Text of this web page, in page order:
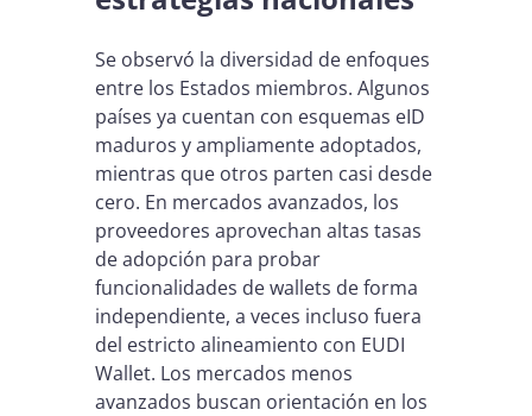
Se observó la diversidad de enfoques
entre los Estados miembros. Algunos
países ya cuentan con esquemas eID
maduros y ampliamente adoptados,
mientras que otros parten casi desde
cero. En mercados avanzados, los
proveedores aprovechan altas tasas
de adopción para probar
funcionalidades de wallets de forma
independiente, a veces incluso fuera
del estricto alineamiento con EUDI
Wallet. Los mercados menos
avanzados buscan orientación en los